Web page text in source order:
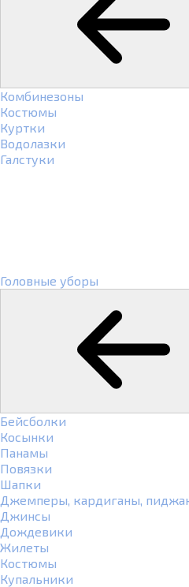
Комбинезоны
Костюмы
Куртки
Водолазки
Галстуки
Головные уборы
Бейсболки
Косынки
Панамы
Повязки
Шапки
Джемперы, кардиганы,
Джинсы
Дождевики
Жилеты
Костюмы
Купальники